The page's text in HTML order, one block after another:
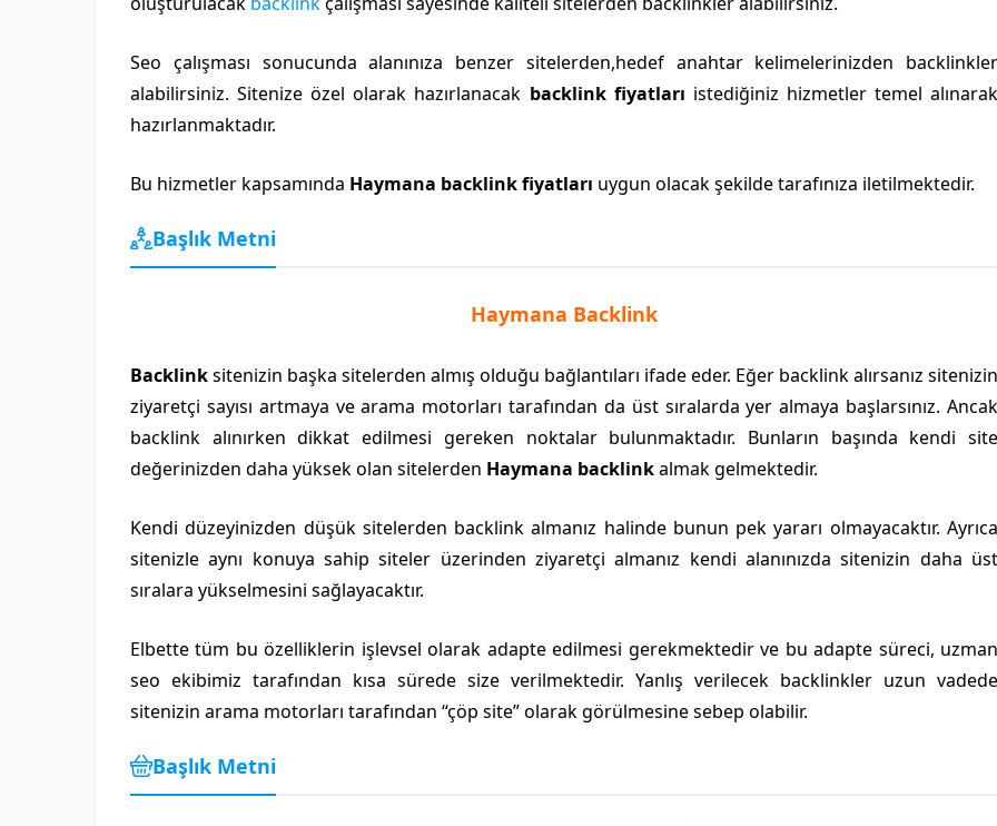
Seo çalışması sonucunda alanınıza benzer sitelerden,hedef anahtar kelimelerinizden backlinkler
alabilirsiniz. Sitenize özel olarak hazırlanacak backlink fiyatları istediğiniz hizmetler temel alınarak
hazırlanmaktadır.
Bu hizmetler kapsamında Haymana backlink fiyatları uygun olacak şekilde tarafınıza iletilmektedir.
Başlık Metni
Haymana Backlink
Backlinksitenizin başka sitelerden almış olduğu bağlantıları ifade eder. Eğer backlink alırsanız sitenizin
ziyaretçi sayısı artmaya ve arama motorları tarafından da üst sıralarda yer almaya başlarsınız. Ancak
backlink alınırken dikkat edilmesi gereken noktalar bulunmaktadır. Bunların başında kendi site
değerinizden daha yüksek olan sitelerden Haymana backlinkalmak gelmektedir.
Kendi düzeyinizden düşük sitelerden backlink almanız halinde bunun pek yararı olmayacaktır. Ayrıca
sitenizle aynı konuya sahip siteler üzerinden ziyaretçi almanız kendi alanınızda sitenizin daha üst
sıralara yükselmesini sağlayacaktır.
Elbette tüm bu özelliklerin işlevsel olarak adapte edilmesi gerekmektedir ve bu adapte süreci, uzman
seo ekibimiz tarafından kısa sürede size verilmektedir. Yanlış verilecek backlinkler uzun vadede
sitenizin arama motorları tarafından “çöp site” olarak görülmesine sebep olabilir.
Başlık Metni